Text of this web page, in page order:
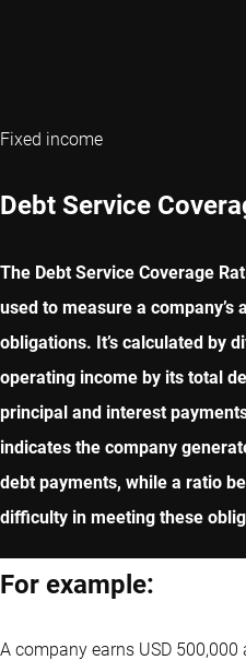
Fixed income
Debt Service
The Debt Service Coverage
used to measure a company’s
obligations. It’s calculated by
operating income by its total
principal and interest
indicates the company
debt payments, while a ratio
difficulty in meeting these
For example:
A company earns USD